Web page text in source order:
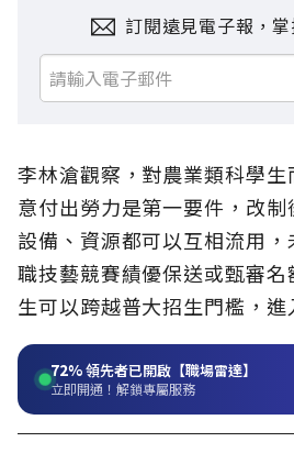
訂閱遠見電子報，
李林滄觀察，對農業類科學
意付出勞力是第一要件，改制
設備、資源都可以互相流用
職技藝競賽績優保送或甄審
生可以跨越普大招生門檻，進
72%領先者已開啟【職場雷達】
立即開通！解鎖專屬服務